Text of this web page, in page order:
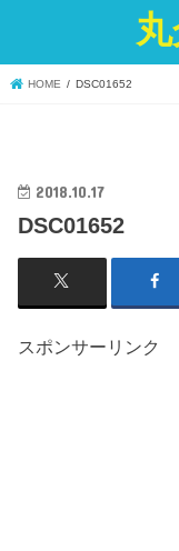
HOME DSC01652
2018.10.17
DSC01652
スポンサーリンク